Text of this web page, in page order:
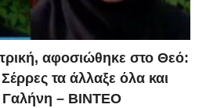
αφοσιώθηκε στο Θεό:
τα άλλαξε όλα και
Γαλήνη – ΒΙΝΤΕΟ